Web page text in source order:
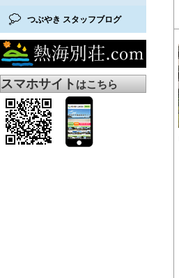
つぶやき スタッフブログ
スマホサイトはこちら